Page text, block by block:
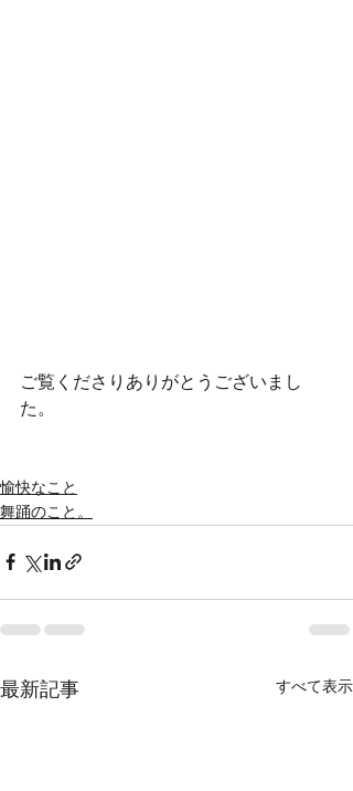
ご覧くださりありがとうございまし
た。
愉快なこと
舞踊のこと。
最新記事 すべて表示